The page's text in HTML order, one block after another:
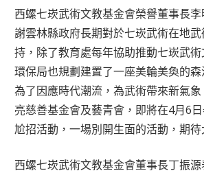
西螺七崁武術文教基金會榮譽董事長
謝雲林縣政府長期對於七崁武術在地
持，除了教育處每年協助推動七崁武
環保局也規劃建置了一座美輪美奐的
為了因應時代潮流，為武術帶來新氣
亮慈善基金會及藝青會，即將在4月6
尬招活動，一場別開生面的活動，期待
西螺七崁武術文教基金會董事長丁振